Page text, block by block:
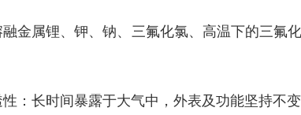
金属锂、钾、钠、三氟化氯、高温下的三氟
：长时间暴露于大气中，外表及功能坚持不变